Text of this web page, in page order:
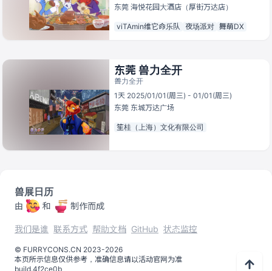
东莞 海悦花园大酒店（厚街万达店）
viTAmin维它命乐队 夜场派对 舞萌DX
东莞 兽力全开
兽力全开
1天 2025/01/01(周三) - 01/01(周三)
东莞 东城万达广场
笙桂（上海）文化有限公司
兽展日历
由 和 制作而成
我们是谁 联系方式 帮助文档 GitHub 状态监控
©️ FURRYCONS.CN 2023-2026
本页所示信息仅供参考，准确信息请以活动官网为准
build.4f2ce0b